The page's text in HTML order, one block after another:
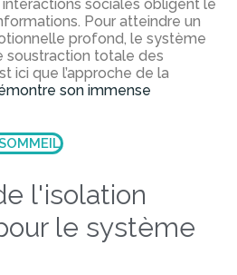
sociales obligent le
Pour atteindre un
profond, le système
soustraction totale des
ici que l’approche de la
son immense
l'isolation
le système